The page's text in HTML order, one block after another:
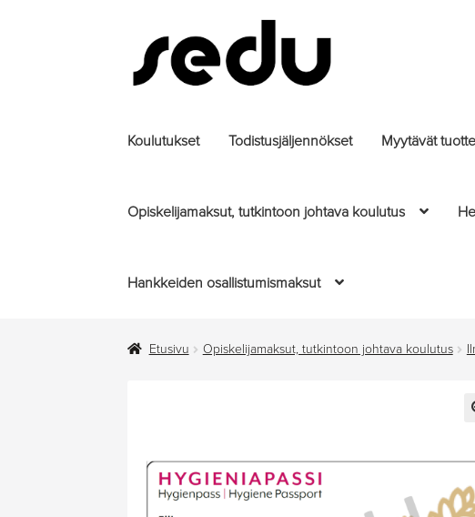
Siirry
navigointiin
Siirry
sisältöön
Koulutukset Todistusjäljennökset Myytävät
Opiskelijamaksut, tutkintoon johtava koulutus
Hankkeiden osallistumismaksut
Etusivu Opiskelijamaksut, tutkintoon johtava koulutus